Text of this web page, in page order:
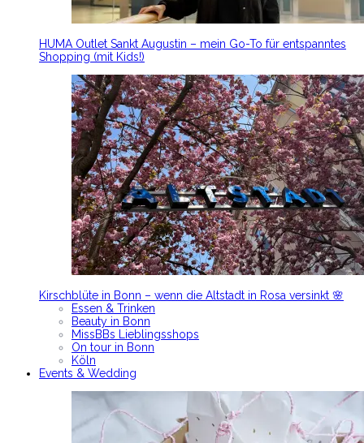
HUMA Outlet Sankt Augustin – mein Go-To für entspanntes
Shopping (mit Kids!)
Kirschblüte in Bonn – wenn die Altstadt in Rosa versinkt 🌸
Essen & Trinken
Beauty in Bonn
MissBBs Lieblingsshops
On tour in Bonn
Köln
Events & Wedding